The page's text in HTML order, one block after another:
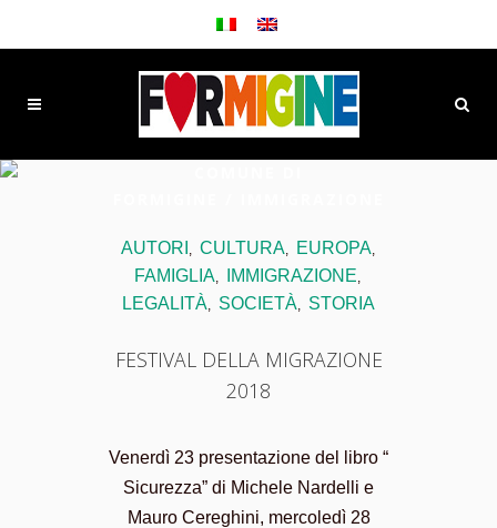
AUTORI , CULTURA, EUROPA,
FAMIGLIA, IMMIGRAZIONE,
LEGALITÀ, SOCIETÀ, STORIA
FESTIVAL DELLA MIGRAZIONE
2018
Venerdì 23 presentazione del libro “
Sicurezza” di Michele Nardelli e
Mauro Cereghini, mercoledì 28